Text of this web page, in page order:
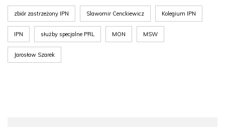
zbiór zastrzeżony IPN Slawomir Cenckiewicz Kolegium IPN
IPN służby specjalne PRL MON MSW
Jarosław Szarek